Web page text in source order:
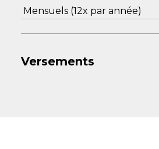
Versements